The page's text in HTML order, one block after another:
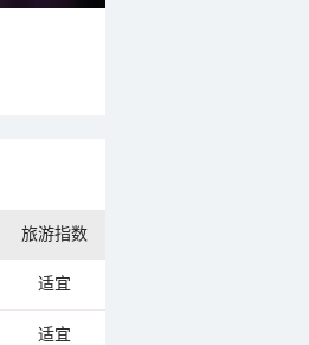
旅游指数
适宜
适宜